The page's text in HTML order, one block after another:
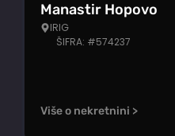
Manastir Hopovo
IRIG
ŠIFRA: #574237
Više o nekretnini >